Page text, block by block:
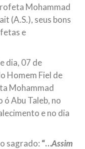
Diante da
Ali Ibn Abi Táleb
o ex-
da
o ex-ministro das
Mohammad
(A.S.), seus bons
e
dia, 07 de
Homem Fiel de
Mohammad
ó Abu Taleb, no
e no dia
sagrado: “…Assim